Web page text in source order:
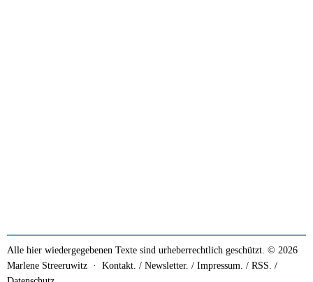
Alle hier wiedergegebenen Texte sind urheberrechtlich geschützt. © 2026
Marlene Streeruwitz · Kontakt. / Newsletter. / Impressum. / RSS. /